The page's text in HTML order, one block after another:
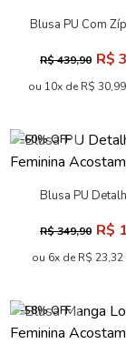
Blusa PU Com
R$ 439,90 R$
ou 10x de R$
-60% OFF
Blusa PU
R$ 349,90 R$
ou 6x de R$
-58% OFF